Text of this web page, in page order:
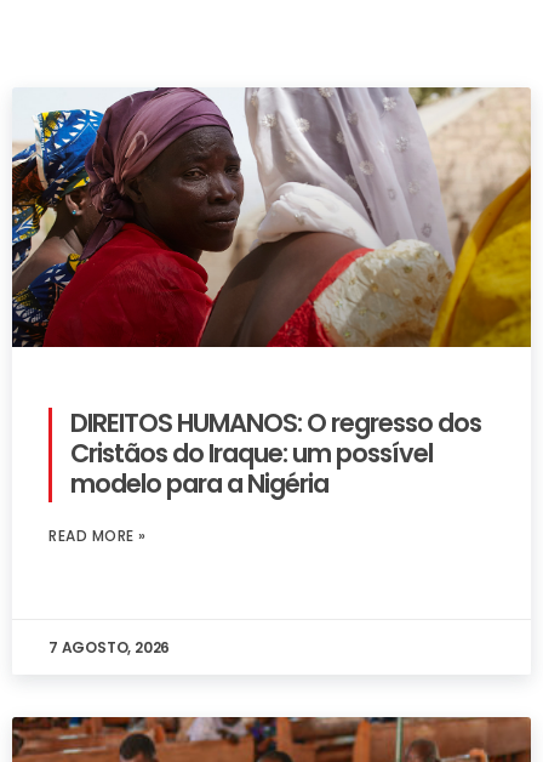
DIREITOS HUMANOS: O regresso dos
Cristãos do Iraque: um possível
modelo para a Nigéria
READ MORE »
7 AGOSTO, 2026